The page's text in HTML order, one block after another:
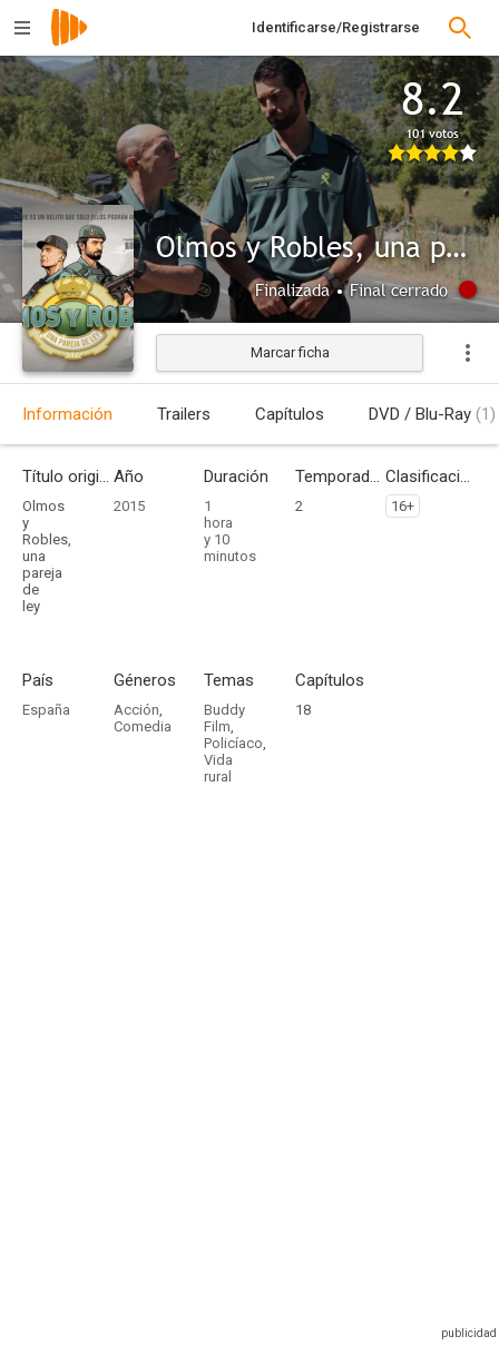
Identificarse/Registrarse
8.2
101 votos
Olmos y Robles, una pareja de ley
Finalizada • Final cerrado
Marcar ficha
Información Trailers Capítulos DVD / Blu-Ray (1)
Título original
Olmos
y
Robles,
una
pareja
de
ley
Año
2015
Duración
1
hora
y 10
minutos
Temporadas
2
Clasificación por edades
16+
País
España
Géneros
Acción,
Comedia
Temas
Buddy
Film,
Policíaco,
Vida
rural
Capítulos
18